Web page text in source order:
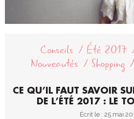
Conseils Été 2017
Nouveautés
Shopping
CE QU’IL FAUT SAVOIR
DE L’ÉTÉ 2017 : LE
Écrit le : 25 mai